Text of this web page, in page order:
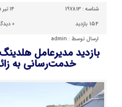
شناسه : 197813
۱۴ تیر ۱۴۰۵ - ۲۱:۴۸
154 بازدید
0
ارسال توسط : admin
بازدید مدیرعامل
خدمت‌رسانی به